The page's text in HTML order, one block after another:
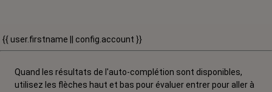
{{ user.firstname || config.account }}
Quand les résultats de l'auto-complétion sont disponibles,
utilisez les flèches haut et bas pour évaluer entrer pour aller à